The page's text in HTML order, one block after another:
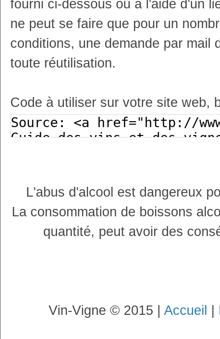
fourni ci-dessous ou à l'aide d'un
ne peut se faire que pour un
conditions, une demande par mail
toute réutilisation.
Code à utiliser sur votre site web,
L'abus d'alcool est dangereux
La consommation de boissons
quantité, peut avoir des
Vin-Vigne © 2015 | Accueil